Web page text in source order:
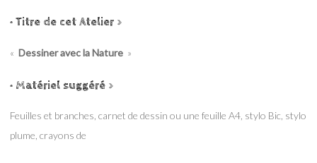
• Titre de cet Atelier >
« Dessiner avec la Nature »
• Matériel suggéré >
Feuilles et branches, carnet de dessin ou une feuille A4, stylo Bic, stylo
plume, crayons de